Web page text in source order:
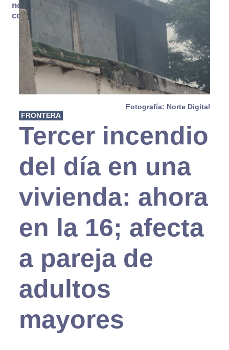
no se
consume
Fotografía: Norte Digital
FRONTERA
Tercer incendio
del día en una
vivienda: ahora
en la 16; afecta
a pareja de
adultos
mayores